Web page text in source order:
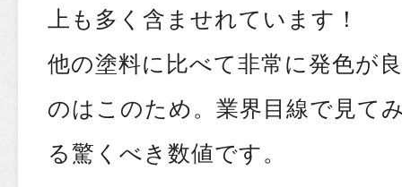
上も多く含ませれています！
他の塗料に比べて非常に発色が
のはこのため。業界目線で見て
る驚くべき数値です。